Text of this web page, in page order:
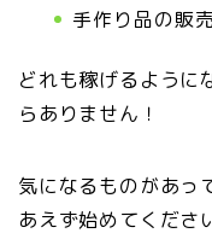
手作り品の販売
どれも稼げるように
らありません！
気になるものがあっ
あえず始めてくださ